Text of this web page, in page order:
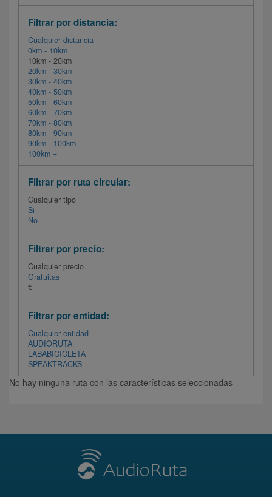
Filtrar por distancia:
Cualquier distancia
0km - 10km
10km - 20km
20km - 30km
30km - 40km
40km - 50km
50km - 60km
60km - 70km
70km - 80km
80km - 90km
90km - 100km
100km +
Filtrar por ruta circular:
Cualquier tipo
Si
No
Filtrar por precio:
Cualquier precio
Gratuitas
€
Filtrar por entidad:
Cualquier entidad
AUDIORUTA
LABABICICLETA
SPEAKTRACKS
No hay ninguna ruta con las características seleccionadas